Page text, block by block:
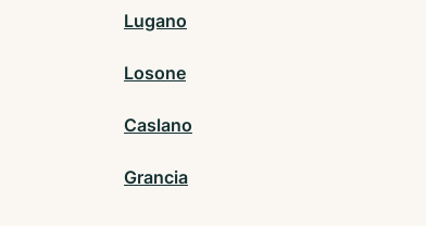
Lugano
Losone
Caslano
Grancia